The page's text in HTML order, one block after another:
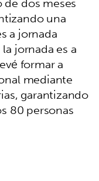
una
a jornada
jornada es a
formar a
mediante
garantizando
80 personas